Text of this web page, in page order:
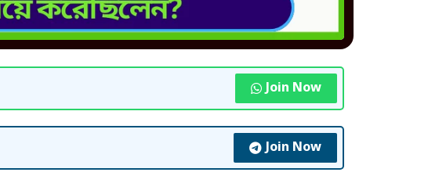
Join Now
Join Now